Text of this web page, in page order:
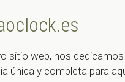
sitio web, nos
única y completa para